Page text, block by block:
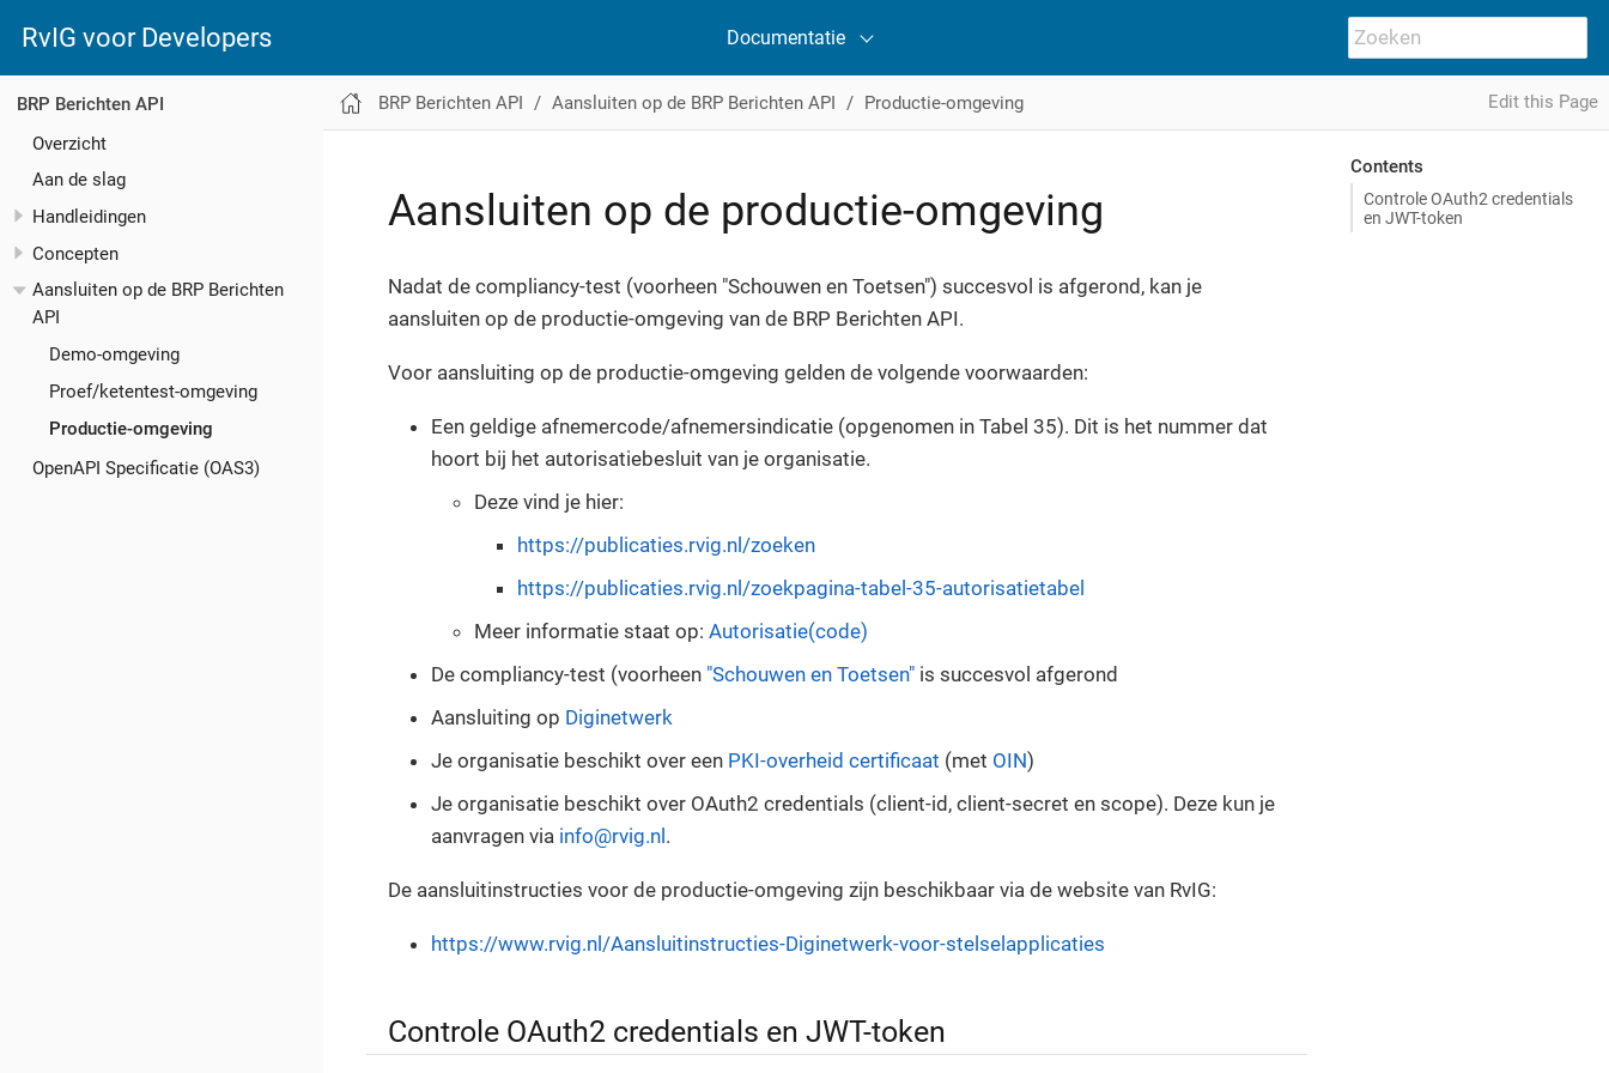
RvIG voor Developers Documentatie
BRP Berichten API
Overzicht
Aan de slag
Handleidingen
Concepten
Aansluiten op de BRP Berichten
API
Demo-omgeving
Proef/ketentest-omgeving
Productie-omgeving
OpenAPI Specificatie (OAS3)
BRP Berichten API Aansluiten op de BRP Berichten API Productie-omgeving Edit this Page
Contents
Controle OAuth2 credentials
en JWT-token
Aansluiten op de productie-omgeving
Nadat de compliancy-test (voorheen "Schouwen en Toetsen") succesvol is afgerond, kan je
aansluiten op de productie-omgeving van de BRP Berichten API.
Voor aansluiting op de productie-omgeving gelden de volgende voorwaarden:
Een geldige afnemercode/afnemersindicatie (opgenomen in Tabel 35). Dit is het nummer dat
hoort bij het autorisatiebesluit van je organisatie.
Deze vind je hier:
https://publicaties.rvig.nl/zoeken
https://publicaties.rvig.nl/zoekpagina-tabel-35-autorisatietabel
Meer informatie staat op: Autorisatie(code)
De compliancy-test (voorheen "Schouwen en Toetsen" is succesvol afgerond
Aansluiting op Diginetwerk
Je organisatie beschikt over een PKI-overheid certificaat (met OIN)
Je organisatie beschikt over OAuth2 credentials (client-id, client-secret en scope). Deze kun je
aanvragen via info@rvig.nl .
De aansluitinstructies voor de productie-omgeving zijn beschikbaar via de website van RvIG:
https://www.rvig.nl/Aansluitinstructies-Diginetwerk-voor-stelselapplicaties
Controle OAuth2 credentials en JWT-token